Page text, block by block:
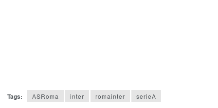
Tags: ASRoma inter romainter serieA